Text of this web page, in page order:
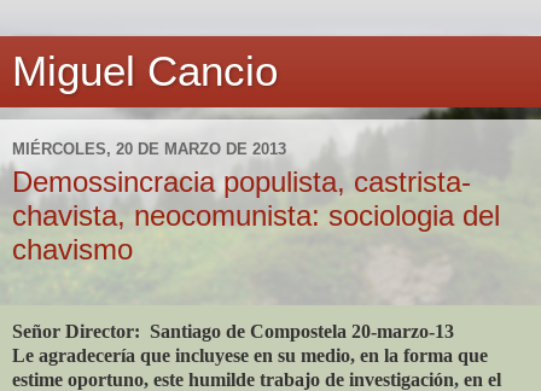
Miguel Cancio
MIÉRCOLES, 20 DE MARZO DE 2013
Demossincracia populista, castrista-
chavista, neocomunista: sociologia del
chavismo
Señor Director: Santiago de Compostela 20-marzo-13
Le agradecería que incluyese en su medio, en la forma que
estime oportuno, este humilde trabajo de investigación, en el